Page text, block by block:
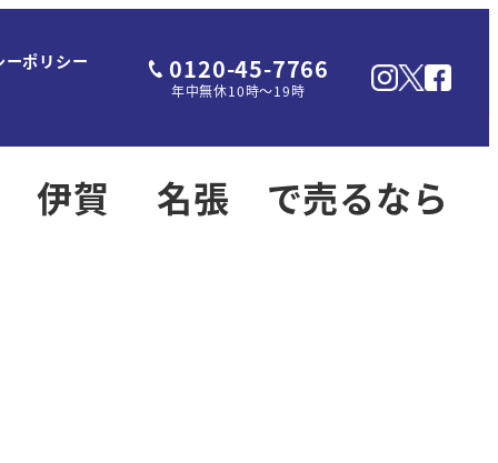
ポリシー 0120-45-7766
年中無休10時～19時
伊賀 名張 で売るなら